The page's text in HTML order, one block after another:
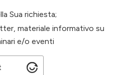
Sua richiesta;
materiale informativo su
e/o eventi